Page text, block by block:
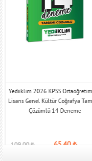
Yediiklim 2026 KPSS
Lisans Genel Kültür Coğrafya
Çözümlü 14 Deneme
109,00₺ 65,40₺